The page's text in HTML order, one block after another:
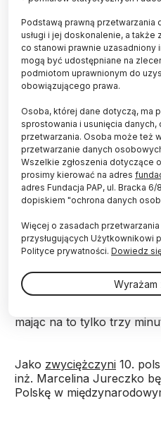
Fot. Katarzyna Suchańska,
O ratujących świat
opowie zwyciężczyni 10.
FameLab Marcelina
międzynarodowego
listopada. Zmierzy się z
krajów.
FameLab to
badaczy i badaczek,
mając na to tylko trzy
Jako zwyciężczyni 10.
inż. Marcelina Jureczko
Polskę w
Podstawą prawną przetwarzania
usługi i jej doskonalenie, a
co stanowi prawnie uzasadniony
mogą być udostępniane na
podmiotom uprawnionym do
obowiązującego prawa.
Osoba, której dane dotyczą, ma
sprostowania i usunięcia danych,
przetwarzania. Osoba może też
przetwarzanie danych
Wszelkie zgłoszenia dotyczące
prosimy kierować na adres
adres Fundacja PAP, ul. Bracka
dopiskiem "ochrona danych
Więcej o zasadach
przysługujących Użytkownikowi
Polityce prywatności. Dowiedz
Wyrażam